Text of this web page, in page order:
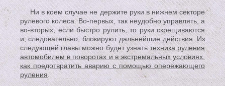
Ни в коем случае не держите руки в нижнем секторе
рулевого колеса. Во-первых, так неудобно управлять, а
во-вторых, если быстро рулить, то руки скрещиваются
и, следовательно, блокируют дальнейшие действия. Из
следующей главы можно будет узнатьтехника руления
автомобилем в поворотах и в экстремальных условиях,
как предотвратить аварию с помощью опережающего
руления.